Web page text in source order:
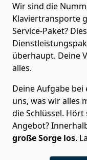
Wir sind die
Klaviertransporte
Service-Paket?
überhaupt. Deine
alles.
Deine Aufgabe
uns, was wir alles
die Schlüssel. Hört
Angebot?
große Sorge los.